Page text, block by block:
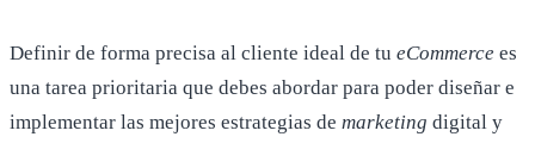
Definir de forma precisa al cliente ideal de tu eCommerce es
una tarea prioritaria que debes abordar para poder diseñar e
implementar las mejores estrategias de marketing digital y